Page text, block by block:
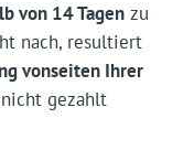
von 14 Tagenzu
nach, resultiert
vonseiten Ihrer
gezahlt